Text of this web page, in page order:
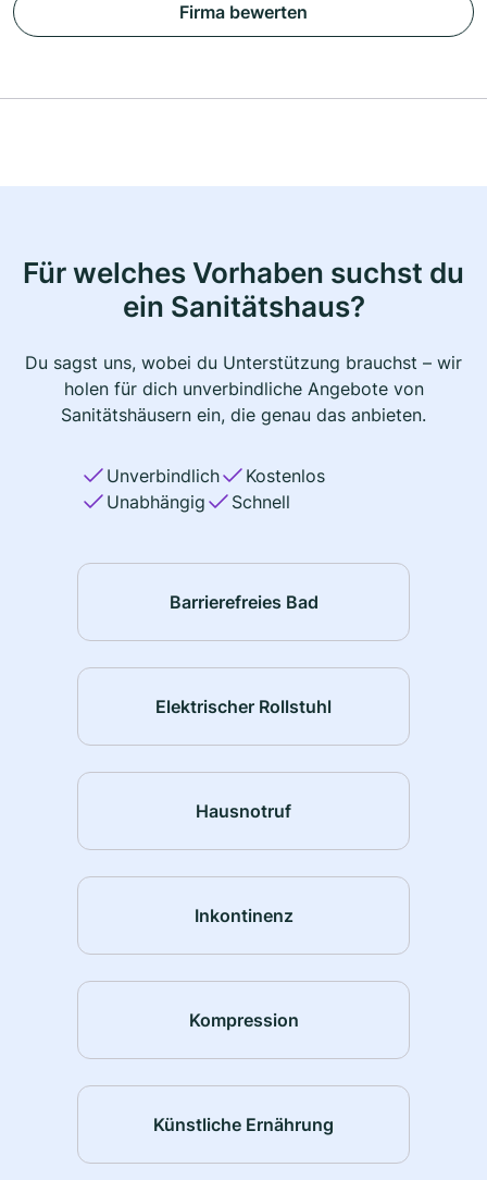
Firma bewerten
Für welches Vorhaben suchst du
ein Sanitätshaus?
Du sagst uns, wobei du Unterstützung brauchst – wir
holen für dich unverbindliche Angebote von
Sanitätshäusern ein, die genau das anbieten.
Unverbindlich
Kostenlos
Unabhängig
Schnell
Barrierefreies Bad
Elektrischer Rollstuhl
Hausnotruf
Inkontinenz
Kompression
Künstliche Ernährung